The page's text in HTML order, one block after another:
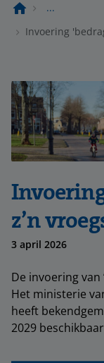
...
Invoering
z’n
3 april 2026
De invoering van
Het ministerie
heeft
2029